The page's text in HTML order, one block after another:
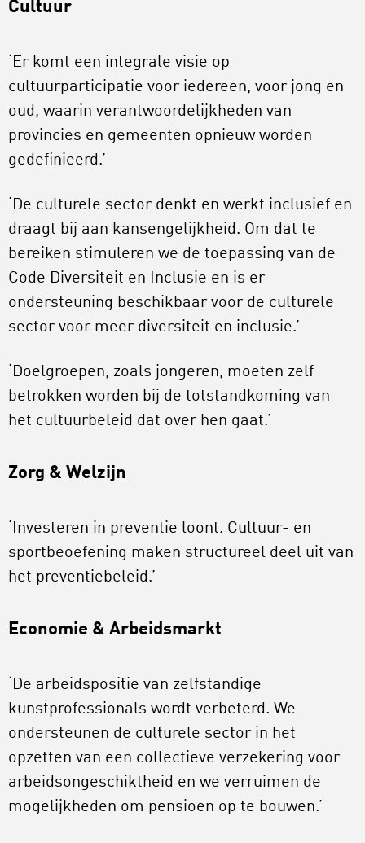
Cultuur
‘Er komt een integrale visie op
cultuurparticipatie voor iedereen, voor jong en
oud, waarin verantwoordelijkheden van
provincies en gemeenten opnieuw worden
gedefinieerd.’
‘De culturele sector denkt en werkt inclusief en
draagt bij aan kansengelijkheid. Om dat te
bereiken stimuleren we de toepassing van de
Code Diversiteit en Inclusie en is er
ondersteuning beschikbaar voor de culturele
sector voor meer diversiteit en inclusie.’
‘Doelgroepen, zoals jongeren, moeten zelf
betrokken worden bij de totstandkoming van
het cultuurbeleid dat over hen gaat.’
Zorg & Welzijn
‘Investeren in preventie loont. Cultuur- en
sportbeoefening maken structureel deel uit van
het preventiebeleid.’
Economie & Arbeidsmarkt
‘De arbeidspositie van zelfstandige
kunstprofessionals wordt verbeterd. We
ondersteunen de culturele sector in het
opzetten van een collectieve verzekering voor
arbeidsongeschiktheid en we verruimen de
mogelijkheden om pensioen op te bouwen.’